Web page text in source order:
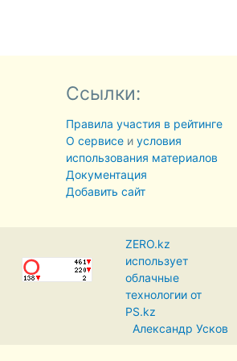
Ссылки:
Правила участия в рейтинге
О сервисеи условия
использования материалов
Документация
Добавить сайт
ZERO.kz
использует
облачные
технологии от
PS.kz
Александр Усков